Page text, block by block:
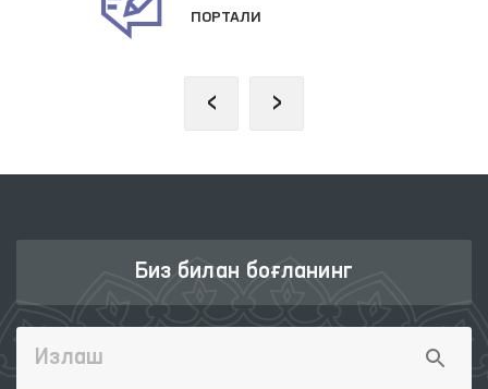
ПОРТАЛИ
‹ ›
Биз билан боғланинг